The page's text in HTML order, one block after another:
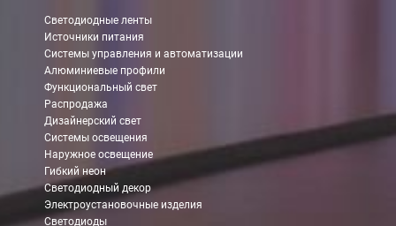
В Москве (внутри МКАД)
БЕСПЛАТНАЯ доставка при сумме заказа от 7000 руб.
При заказе менее 7000 руб. стоимость доставки 750 руб.
В Москве и МО (за МКАД)
При заказе от 7000 руб. стоимость доставки равна 30 руб.
При заказе менее 7000 руб. стоимость доставки 750 руб. +
Светодиодные ленты
Источники питания
Системы управления и автоматизации
Алюминиевые профили
Функциональный свет
Распродажа
Дизайнерский свет
Системы освещения
Наружное освещение
Гибкий неон
Светодиодный декор
Электроустановочные изделия
Светодиоды